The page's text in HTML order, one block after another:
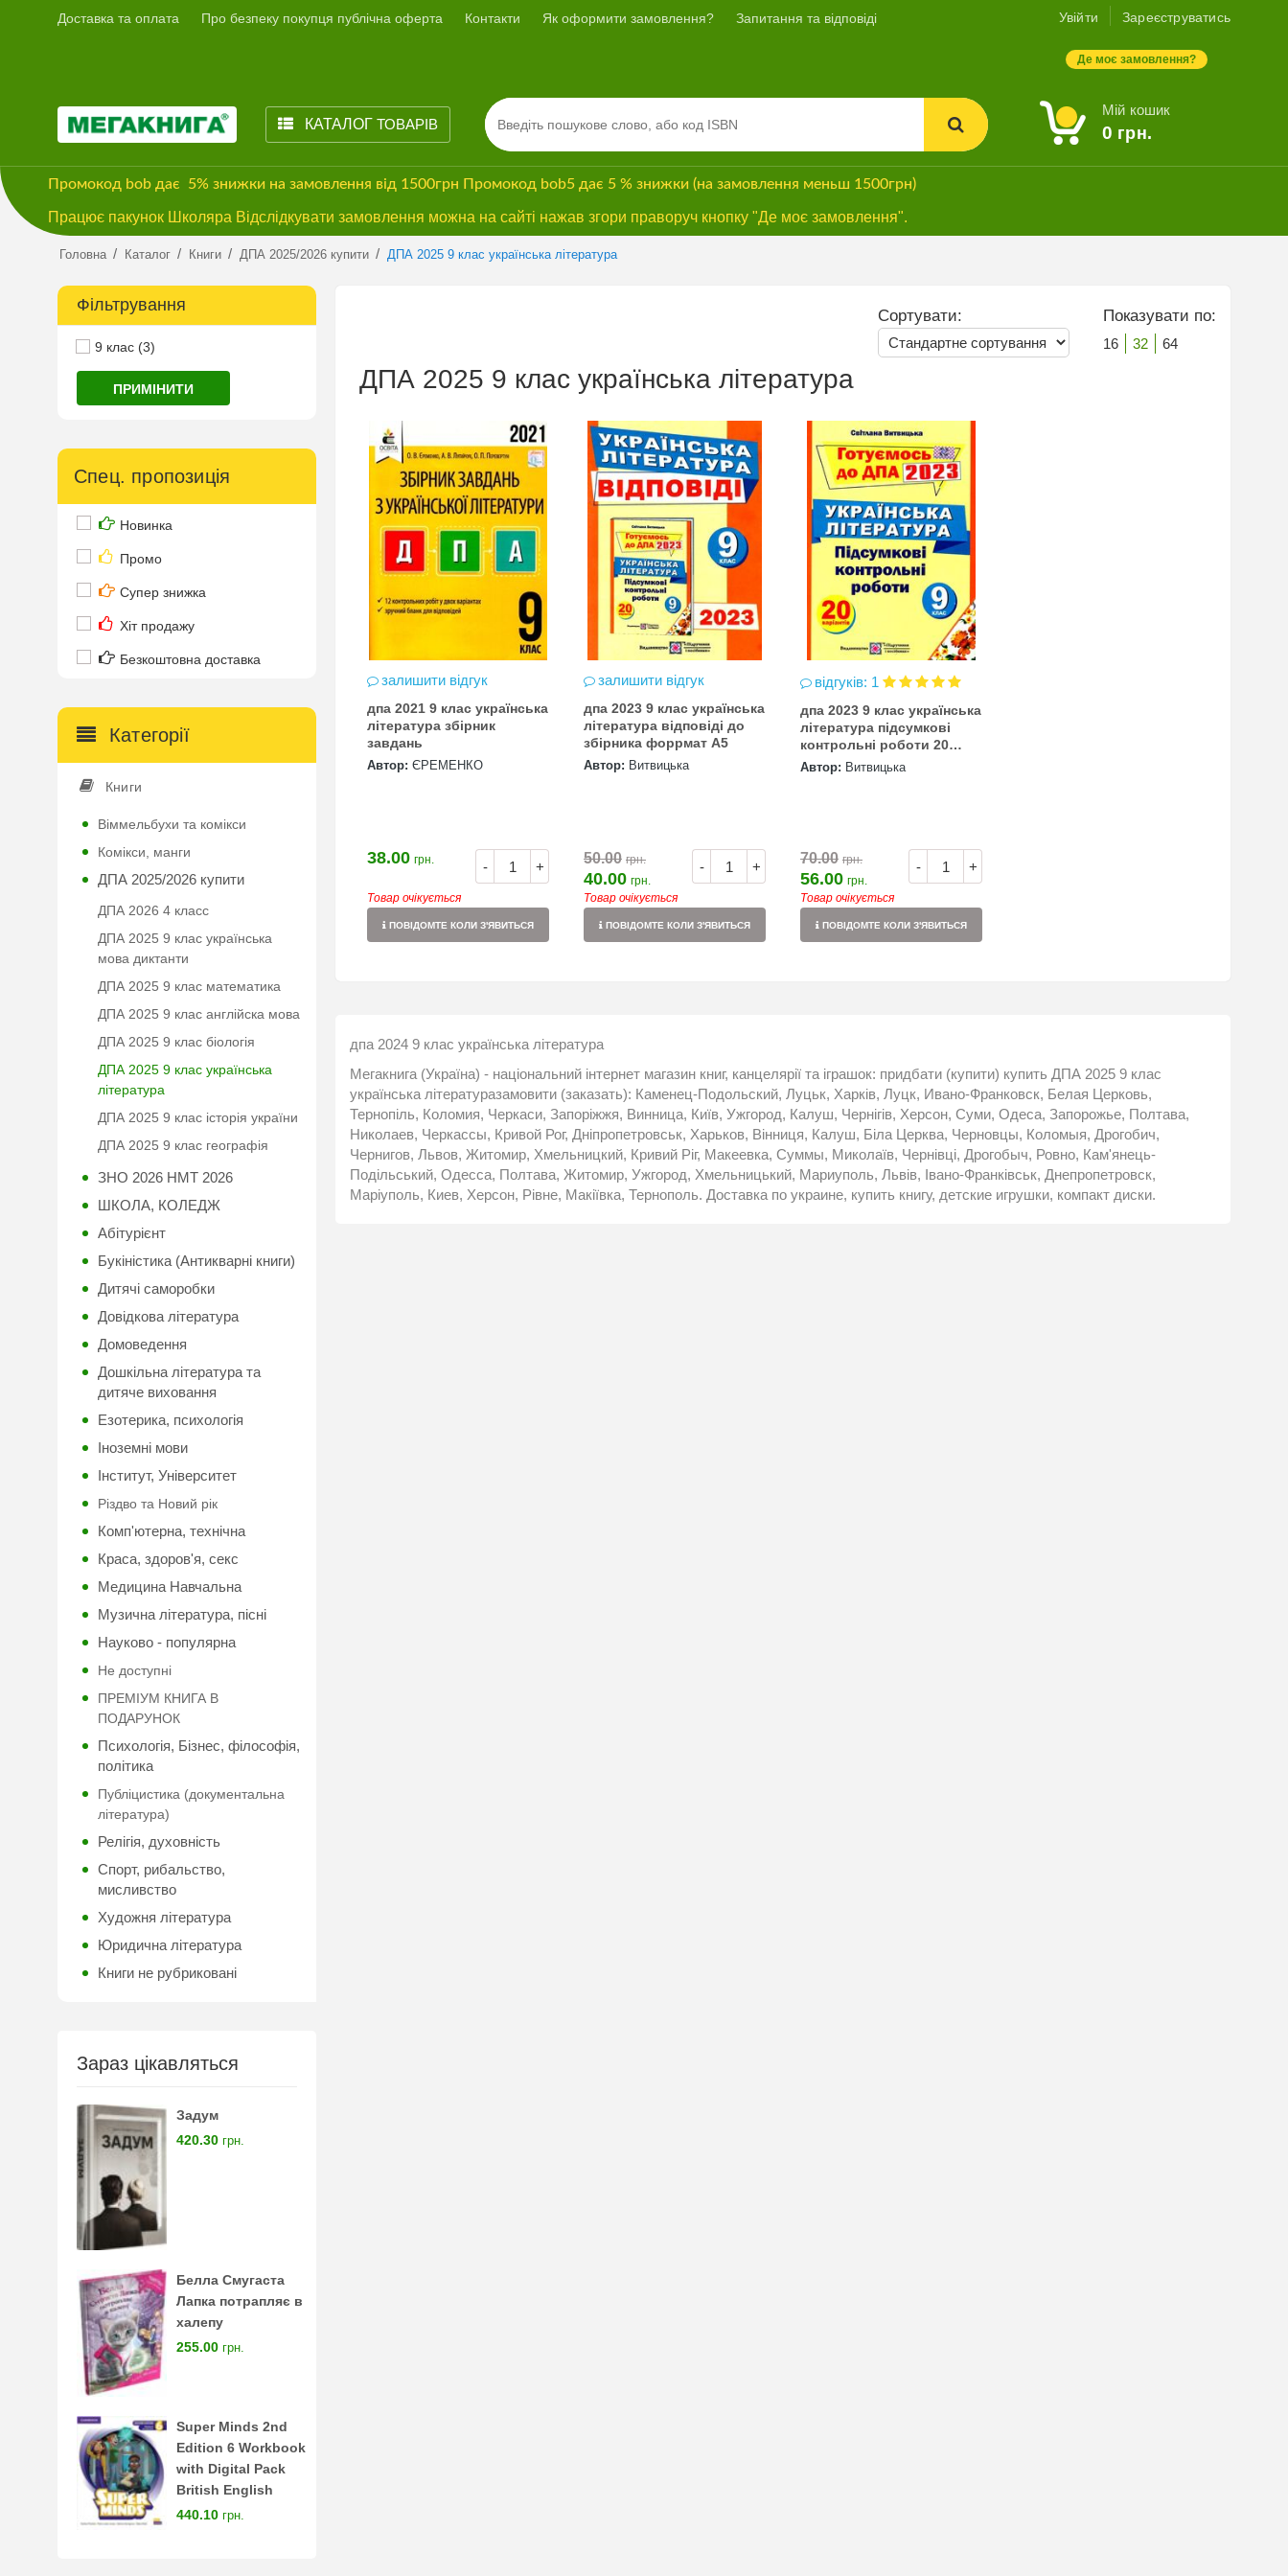
Доставка та оплата Про безпеку покупця публічна оферта Контакти Як оформити замовлення? Запитання та відповіді Увійти Зареєструватись
Де моє замовлення?
КАТАЛОГТОВАРІВ
Мій кошик
0 грн.
Промокод bob дає 5% знижки на замовлення від 1500грн Промокод bob5 дає 5 % знижки (на замовлення меньш 1500грн)
Працює пакунок Школяра Відслідкувати замовлення можна на сайті нажав згори праворуч кнопку "Де моє замовлення".
Головна / Каталог / Книги / ДПА 2025/2026 купити / ДПА 2025 9 клас українська література
Фільтрування
9 клас (3)
ПРИМІНИТИ
Спец. пропозиція
Новинка
Промо
Супер знижка
Хіт продажу
Безкоштовна доставка
Категорії
Книги
Віммельбухи та комікси
Комікси, манги
ДПА 2025/2026 купити
ДПА 2026 4 класс
ДПА 2025 9 клас українська
мова диктанти
ДПА 2025 9 клас математика
ДПА 2025 9 клас англійска мова
ДПА 2025 9 клас біологія
ДПА 2025 9 клас українська
література
ДПА 2025 9 клас історія україни
ДПА 2025 9 клас географія
ЗНО 2026 НМТ 2026
ШКОЛА, КОЛЕДЖ
Абітурієнт
Букіністика (Антикварні книги)
Дитячі саморобки
Довідкова література
Домоведення
Дошкільна література та
дитяче виховання
Езотерика, психологія
Іноземні мови
Інститут, Університет
Різдво та Новий рік
Комп'ютерна, технічна
Краса, здоров'я, секс
Медицина Навчальна
Музична література, пісні
Науково - популярна
Не доступні
ПРЕМІУМ КНИГА В
ПОДАРУНОК
Психологія, Бізнес, філософія,
політика
Публіцистика (документальна
література)
Релігія, духовність
Спорт, рибальство,
мисливство
Художня література
Юридична література
Книги не рубриковані
Зараз цікавляться
Задум
420.30 грн.
Белла Смугаста
Лапка потрапляє в
халепу
255.00 грн.
Super Minds 2nd
Edition 6 Workbook
with Digital Pack
British English
440.10 грн.
дпа 2024 9 клас українська література
Мегакнига (Україна) - національний інтернет магазин книг, канцелярії та іграшок: придбати (купити) купить ДПА 2025 9 клас
українська літературазамовити (заказать): Каменец-Подольский, Луцьк, Харків, Луцк, Ивано-Франковск, Белая Церковь,
Тернопіль, Коломия, Черкаси, Запоріжжя, Винница, Київ, Ужгород, Калуш, Чернігів, Херсон, Суми, Одеса, Запорожье, Полтава,
Николаев, Черкассы, Кривой Рог, Дніпропетровськ, Харьков, Вінниця, Калуш, Біла Церква, Черновцы, Коломыя, Дрогобич,
Чернигов, Львов, Житомир, Хмельницкий, Кривий Ріг, Макеевка, Суммы, Миколаїв, Чернівці, Дрогобыч, Ровно, Кам'янець-
Подільський, Одесса, Полтава, Житомир, Ужгород, Хмельницький, Мариуполь, Львів, Івано-Франківськ, Днепропетровск,
Маріуполь, Киев, Херсон, Рівне, Макіївка, Тернополь. Доставка по украине, купить книгу, детские игрушки, компакт диски.
Сортувати: Показувати по:
16 32 64
ДПА 2025 9 клас українська література
залишити відгук
дпа 2021 9 клас українська
література збірник
завдань
Автор: ЄРЕМЕНКО
- +
38.00 грн.
Товар очікується
ПОВІДОМТЕ КОЛИ З'ЯВИТЬСЯ
залишити відгук
дпа 2023 9 клас українська
література відповіді до
збірника форрмат А5
Автор: Витвицька
- +
50.00 грн.
40.00 грн.
Товар очікується
ПОВІДОМТЕ КОЛИ З'ЯВИТЬСЯ
відгуків: 1
дпа 2023 9 клас українська
література підсумкові
контрольні роботи 20
варіантів формат А4
Автор: Витвицька
- +
70.00 грн.
56.00 грн.
Товар очікується
ПОВІДОМТЕ КОЛИ З'ЯВИТЬСЯ